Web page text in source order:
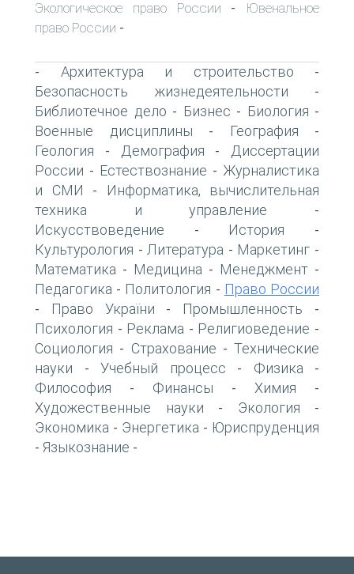
Экологическое право России -
Ювенальное
право России -
- Архитектура и строительство -
Безопасность жизнедеятельности -
Библиотечное дело - Бизнес - Биология -
Военные дисциплины - География -
Геология - Демография -
Диссертации
России - Естествознание - Журналистика
и СМИ -
Информатика, вычислительная
техника и управление -
Искусствоведение - История -
Культурология - Литература - Маркетинг -
Математика - Медицина - Менеджмент -
Педагогика - Политология - Право России
- Право України - Промышленность -
Психология - Реклама - Религиоведение -
Социология - Страхование - Технические
науки - Учебный процесс - Физика -
Философия - Финансы - Химия -
Художественные науки - Экология -
Экономика - Энергетика - Юриспруденция
- Языкознание -